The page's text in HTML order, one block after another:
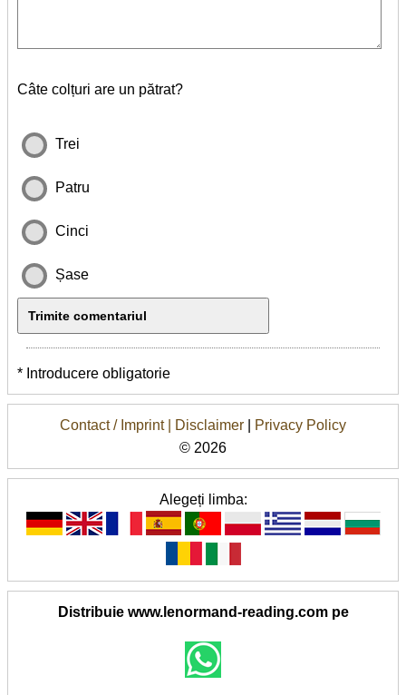
Câte colțuri are un pătrat?
Trei
Patru
Cinci
Șase
* Introducere obligatorie
Contact / Imprint | Disclaimer
Privacy Policy
© 2026
Alegeți limba:
Distribuie www.lenormand-reading.com pe